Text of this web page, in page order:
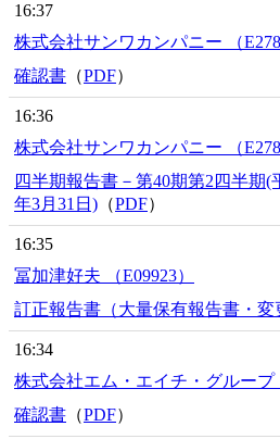
16:37
株式会社サンワカンパニー （
確認書 （PDF）
16:36
株式会社サンワカンパニー （
四半期報告書－第40期第2四半期(
年3月31日) （PDF）
16:35
冨加津好夫 （E09923）
訂正報告書（大量保有報告書・変
16:34
株式会社エム・エイチ・グループ
確認書 （PDF）